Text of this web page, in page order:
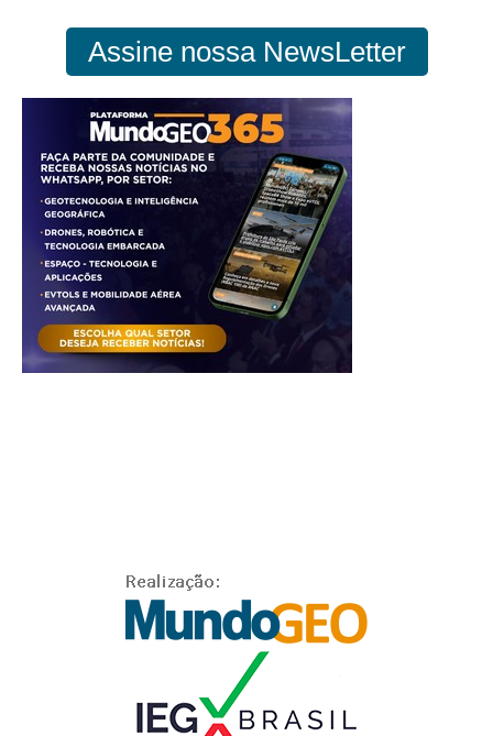
Assine nossa NewsLetter